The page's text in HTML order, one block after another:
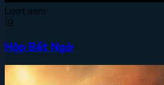
Lượt xem:
19
Hộp Bất Ngờ